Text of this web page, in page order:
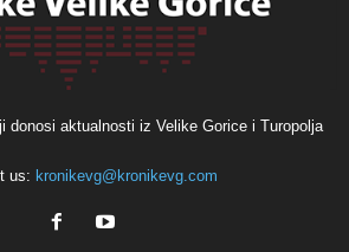
donosi aktualnosti iz Velike Gorice i Turopolja
us: kronikevg@kronikevg.com